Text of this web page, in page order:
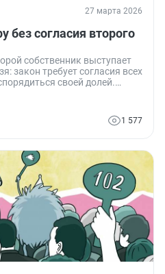
27 марта 2026
без согласия второго
собственник выступает
закон требует согласия всех
своей долей.
рисками они
1 577